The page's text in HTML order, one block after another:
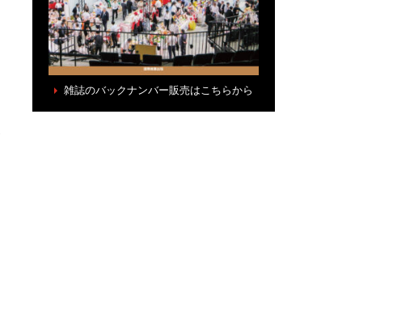
雑誌のバックナンバー販売はこちらから